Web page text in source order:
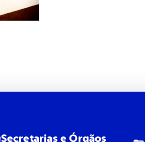
Secretarias e Órgãos